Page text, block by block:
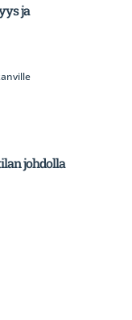
ja
johdolla